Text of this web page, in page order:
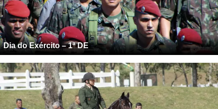
Dia do Exército – 1ª DE